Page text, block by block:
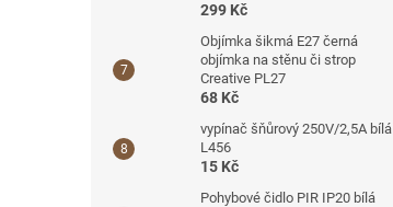
299 Kč
Objímka šikmá E27 černá
objímka na stěnu či strop
Creative PL27
68 Kč
vypínač šňůrový 250V/2,5A bílá
L456
15 Kč
Pohybové čidlo PIR IP20 bílá